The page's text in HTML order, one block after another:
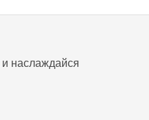
и наслаждайся